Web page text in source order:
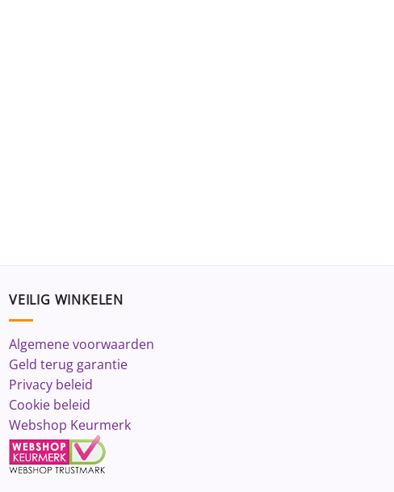
VEILIG WINKELEN
Algemene voorwaarden
Geld terug garantie
Privacy beleid
Cookie beleid
Webshop Keurmerk